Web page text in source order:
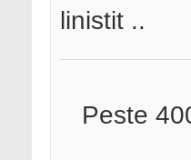
linistit ..
Peste